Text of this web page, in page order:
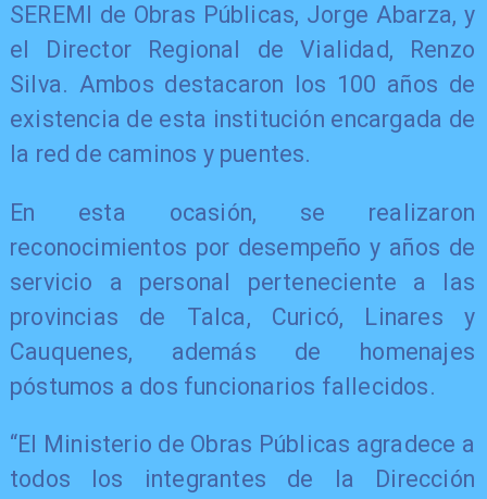
SEREMI de Obras Públicas, Jorge Abarza, y
el Director Regional de Vialidad, Renzo
Silva. Ambos destacaron los 100 años de
existencia de esta institución encargada de
la red de caminos y puentes.
En esta ocasión, se realizaron
reconocimientos por desempeño y años de
servicio a personal perteneciente a las
provincias de Talca, Curicó, Linares y
Cauquenes, además de homenajes
póstumos a dos funcionarios fallecidos.
“El Ministerio de Obras Públicas agradece a
todos los integrantes de la Dirección